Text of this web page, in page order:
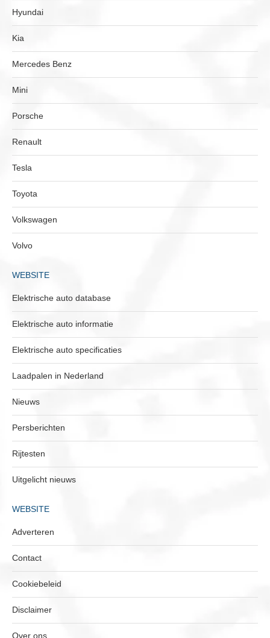
Hyundai
Kia
Mercedes Benz
Mini
Porsche
Renault
Tesla
Toyota
Volkswagen
Volvo
WEBSITE
Elektrische auto database
Elektrische auto informatie
Elektrische auto specificaties
Laadpalen in Nederland
Nieuws
Persberichten
Rijtesten
Uitgelicht nieuws
WEBSITE
Adverteren
Contact
Cookiebeleid
Disclaimer
Over ons